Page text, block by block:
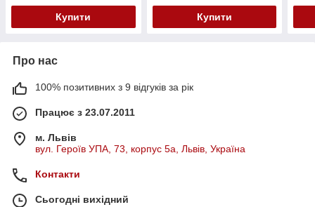
Купити Купити
Про нас
100% позитивних з 9 відгуків за рік
Працює з 23.07.2011
м. Львів
вул. Героїв УПА, 73, корпус 5а, Львів, Україна
Контакти
Сьогодні вихідний